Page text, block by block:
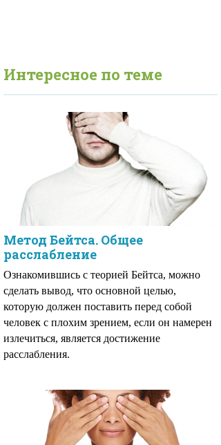
Интересное по теме
Метод Бейтса. Общее
расслабление
Ознакомившись с теорией Бейтса, можно
сделать вывод, что основной целью,
которую должен поставить перед собой
человек с плохим зрением, если он намерен
излечиться, является достижение
расслабления.